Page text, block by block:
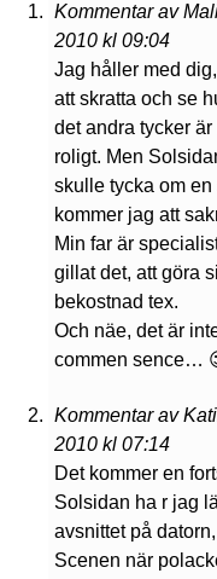
Kommentar av
2010 kl 09:04
Jag håller med
att skratta och se
det andra tycker
roligt. Men
skulle tycka om
kommer jag att
Min far är
gillat det, att göra
bekostnad tex.
Och näe, det är
commen sence…
Kommentar av
2010 kl 07:14
Det kommer en
Solsidan ha r jag
avsnittet på
Scenen när